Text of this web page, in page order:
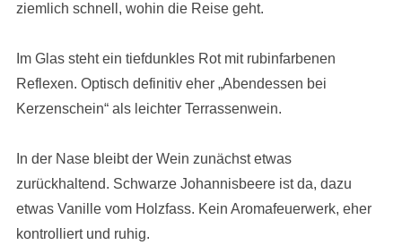
ziemlich schnell, wohin die Reise geht.
Im Glas steht ein tiefdunkles Rot mit rubinfarbenen
Reflexen. Optisch definitiv eher „Abendessen bei
Kerzenschein“ als leichter Terrassenwein.
In der Nase bleibt der Wein zunächst etwas
zurückhaltend. Schwarze Johannisbeere ist da, dazu
etwas Vanille vom Holzfass. Kein Aromafeuerwerk, eher
kontrolliert und ruhig.